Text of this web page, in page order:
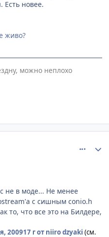
Есть новее.
живо?
можно неплохо
не в моде... Не менее
с сишным conio.h
то, что все это на Билдере,
200917 гот niiro dzyaki (см.